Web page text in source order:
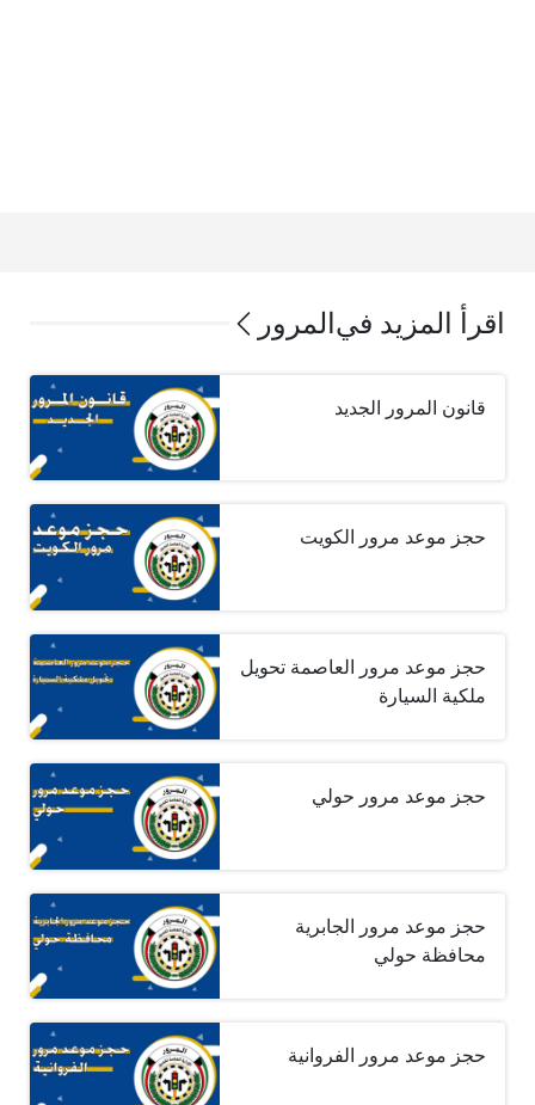
اقرأ المزيد في المرور
قانون المرور الجديد
حجز موعد مرور الكويت
حجز موعد مرور العاصمة تحويل
ملكية السيارة
حجز موعد مرور حولي
حجز موعد مرور الجابرية
محافظة حولي
حجز موعد مرور الفروانية